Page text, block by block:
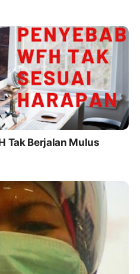
Tak Berjalan Mulus